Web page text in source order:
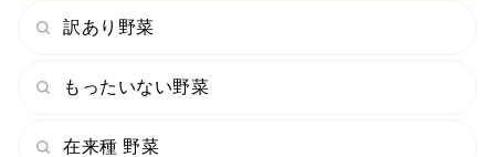
訳あり野菜
もったいない野菜
在来種 野菜